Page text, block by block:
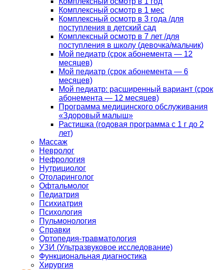
Комплексный осмотр в 1 мес
Комплексный осмотр в 3 года /для
поступления в детский сад
Комплексный осмотр в 7 лет /для
поступления в школу (девочка/мальчик)
Мой педиатр (срок абонемента — 12
месяцев)
Мой педиатр (срок абонемента — 6
месяцев)
Мой педиатр: расширенный вариант (срок
абонемента — 12 месяцев)
Программа медицинского обслуживания
«Здоровый малыш»
Растишка (годовая программа с 1 г до 2
лет)
Массаж
Невролог
Нефрология
Нутрициолог
Отоларинголог
Офтальмолог
Педиатрия
Психиатрия
Психология
Пульмонология
Справки
Ортопедия-травматология
УЗИ (Ультразвуковое исследование)
Функциональная диагностика
Хирургия